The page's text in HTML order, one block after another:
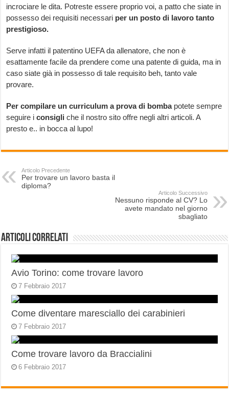
incrociare le dita. Potreste essere proprio voi, a patto che siate in
possesso dei requisiti necessari per un posto di lavoro tanto
prestigioso.
Serve infatti il patentino UEFA da allenatore, che non è
esattamente facile da prendere come una patente di guida, ma in
caso siate già in possesso di tale requisito beh, tanto vale
provare.
Per compilare un curriculum a prova di bomba potete sempre
seguire iconsigli che il nostro sito offre negli altri articoli. A
presto e.. in bocca al lupo!
Articolo Precedente
Per trovare un lavoro basta il
diploma?
Articolo Successivo
Nessuno risponde al CV? Lo
avete mandato nel giorno
sbagliato
Articoli correlati
Avio Torino: come trovare lavoro
7 Febbraio 2017
Come diventare maresciallo dei carabinieri
7 Febbraio 2017
Come trovare lavoro da Braccialini
6 Febbraio 2017